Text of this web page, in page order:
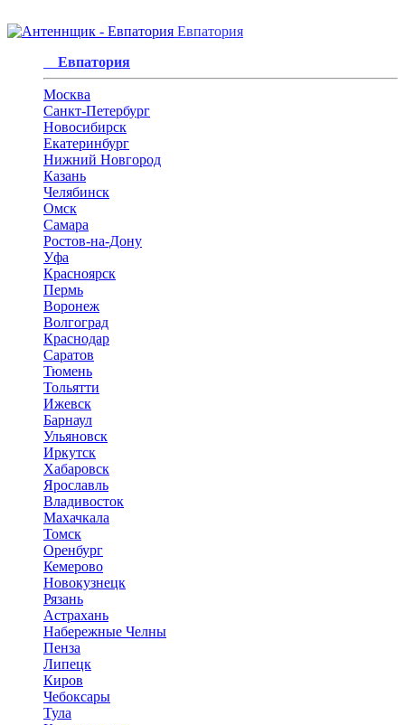
Евпатория
Евпатория
Москва
Санкт-Петербург
Новосибирск
Екатеринбург
Нижний Новгород
Казань
Челябинск
Омск
Самара
Ростов-на-Дону
Уфа
Красноярск
Пермь
Воронеж
Волгоград
Краснодар
Саратов
Тюмень
Тольятти
Ижевск
Барнаул
Ульяновск
Иркутск
Хабаровск
Ярославль
Владивосток
Махачкала
Томск
Оренбург
Кемерово
Новокузнецк
Рязань
Астрахань
Набережные Челны
Пенза
Липецк
Киров
Чебоксары
Тула